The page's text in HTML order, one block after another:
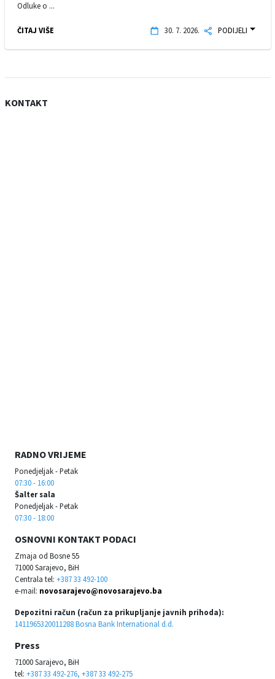
Odluke o ...
ČITAJ VIŠE 30. 7. 2026. PODIJELI
KONTAKT
RADNO VRIJEME
Ponedjeljak - Petak
07:30 - 16:00
Šalter sala
Ponedjeljak - Petak
07:30 - 18:00
OSNOVNI KONTAKT PODACI
Zmaja od Bosne 55
71000 Sarajevo, BiH
Centrala tel: +387 33 492-100
e-mail: novosarajevo@novosarajevo.ba
Depozitni račun (račun za prikupljanje javnih prihoda):
1411965320011288 Bosna Bank International d.d.
Press
71000 Sarajevo, BiH
tel: +387 33 492-276, +387 33 492-275